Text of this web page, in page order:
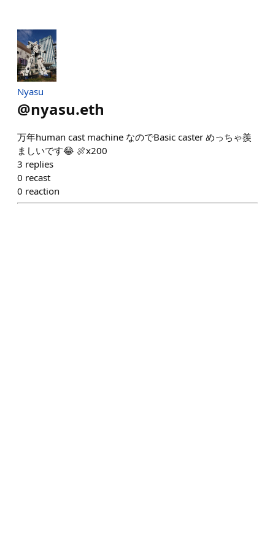
Nyasu
@nyasu.eth
万年human cast machine なのでBasic caster めっちゃ羨
ましいです😂 🍖x200
3 replies
0 recast
0 reaction